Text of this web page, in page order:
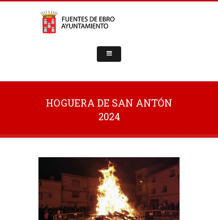
HOGUERA DE SAN ANTÓN
2024